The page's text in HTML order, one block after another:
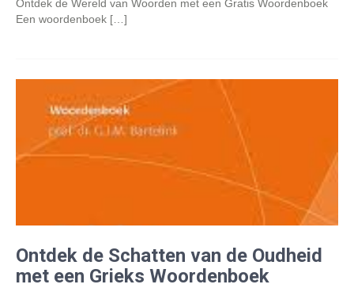
Ontdek de Wereld van Woorden met een Gratis Woordenboek
Een woordenboek […]
Ontdek de Schatten van de Oudheid
met een Grieks Woordenboek